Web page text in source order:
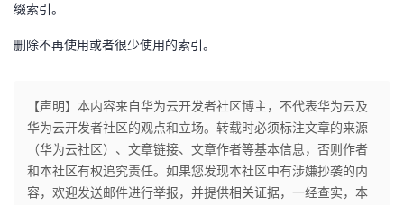
缀索引。
删除不再使用或者很少使用的索引。
【声明】本内容来自华为云开发者社区博主，不代表华为云及
华为云开发者社区的观点和立场。转载时必须标注文章的来源
（华为云社区）、文章链接、文章作者等基本信息，否则作者
和本社区有权追究责任。如果您发现本社区中有涉嫌抄袭的内
容，欢迎发送邮件进行举报，并提供相关证据，一经查实，本